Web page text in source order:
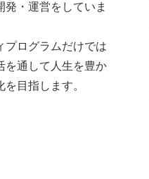
発・運営をしていま
プログラムだけでは
を通して人生を豊か
目指します。